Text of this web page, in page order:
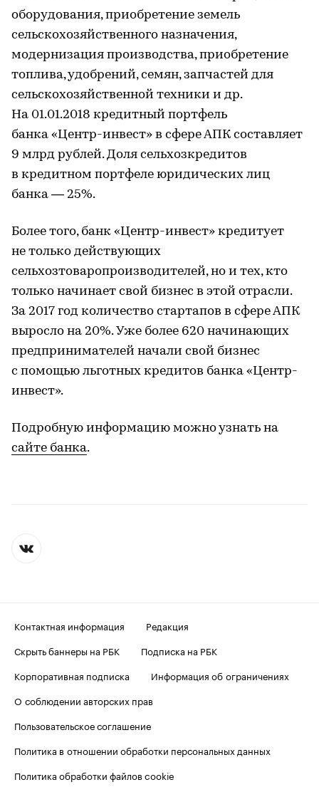
оборудования, приобретение земель
сельскохозяйственного назначения,
модернизация производства, приобретение
топлива, удобрений, семян, запчастей для
сельскохозяйственной техники и др.
На 01.01.2018 кредитный портфель
банка «Центр-инвест» в сфере АПК составляет
9 млрд рублей. Доля сельхозкредитов
в кредитном портфеле юридических лиц
банка — 25%.
Более того, банк «Центр-инвест» кредитует
не только действующих
сельхозтоваропроизводителей, но и тех, кто
только начинает свой бизнес в этой отрасли.
За 2017 год количество стартапов в сфере АПК
выросло на 20%. Уже более 620 начинающих
предпринимателей начали свой бизнес
с помощью льготных кредитов банка «Центр-
инвест».
Подробную информацию можно узнать на
сайте банка.
Контактная информация
Редакция
Скрыть баннеры на РБК
Подписка на РБК
Корпоративная подписка
Информация об ограничениях
О соблюдении авторских прав
Пользовательское соглашение
Политика в отношении обработки персональных данных
Политика обработки файлов cookie